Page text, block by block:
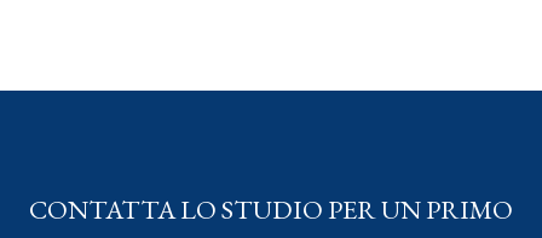
CONTATTA LO STUDIO PER UN PRIMO